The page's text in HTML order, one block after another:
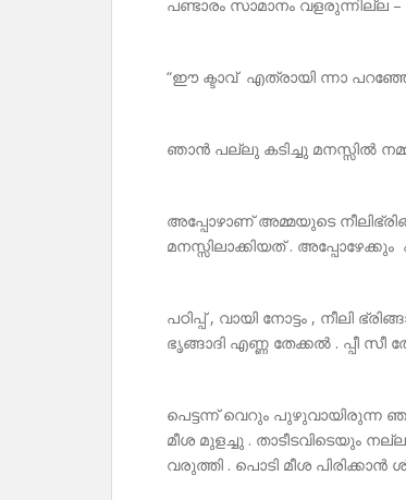
പണ്ടാരം സാമാനം വളരുന്നില്ല
“ഈ ക്ടാവ് എത്രായി ന്നാ
ഞാൻ പല്ലു കടിച്ചു മനസ്സിൽ
അപ്പോഴാണ് അമ്മയുടെ
മനസ്സിലാക്കിയത് .
പഠിപ്പ് , വായി നോട്ടം , നീലി
ഭൃങ്ങാദി എണ്ണ തേക്കൽ . പ്പീ സീ
പെട്ടന്ന് വെറും പുഴുവായിരുന്ന
മീശ മുളച്ചു . താടീടവിടെയും
വരുത്തി . പൊടി മീശ പിരിക്കാൻ